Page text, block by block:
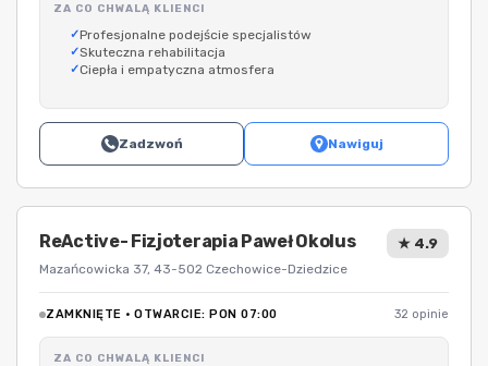
ZA CO CHWALĄ KLIENCI
Profesjonalne podejście specjalistów
Skuteczna rehabilitacja
Ciepła i empatyczna atmosfera
Zadzwoń Nawiguj
ReActive- Fizjoterapia Paweł Okolus
Mazańcowicka 37, 43-502 Czechowice-Dziedzice
★ 4.9
ZAMKNIĘTE · OTWARCIE: PON 07:00 32 opinie
ZA CO CHWALĄ KLIENCI